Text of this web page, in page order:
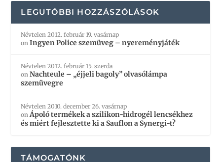
LEGUTÓBBI HOZZÁSZÓLÁSOK
Névtelen 2012. február 19. vasárnap
onIngyen Police szemüveg – nyereményjáték
Névtelen 2012. február 15. szerda
onNachteule – „éjjeli bagoly” olvasólámpa
szemüvegre
Névtelen 2010. december 26. vasárnap
onÁpoló termékek a szilikon-hidrogél lencsékhez
és miért fejlesztette ki a Sauflon a Synergi-t?
TÁMOGATÓNK